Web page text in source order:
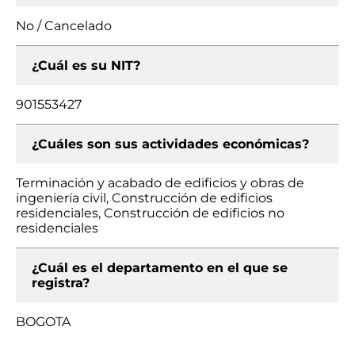
No / Cancelado
¿Cuál es su NIT?
901553427
¿Cuáles son sus actividades económicas?
Terminación y acabado de edificios y obras de
ingeniería civil, Construcción de edificios
residenciales, Construcción de edificios no
residenciales
¿Cuál es el departamento en el que se
registra?
BOGOTA